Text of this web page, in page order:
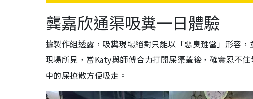
龔嘉欣通渠吸糞一日體驗
據製作組透露，吸糞現場絕對只能以「惡臭難當」形容
現場所見，當Katy與師傅合力打開屎渠蓋後，確實忍不
中的屎撩散方便吸走。